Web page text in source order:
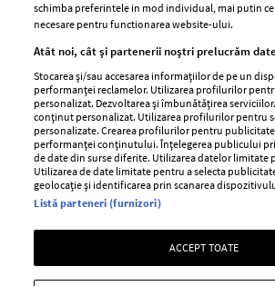
GSP
Unica
Baby
Retete
femei
Viva
Avantaje
Retete
Pariază responsabil! Decizia ONJN nr.
Jocurile de noroc sunt interzise
schimba preferintele in mod individual, mai putin
necesare pentru functionarea website-ului.
Atât noi, cât și partenerii noștri prelucrăm
Stocarea și/sau accesarea informațiilor de pe un
performanței reclamelor. Utilizarea profilurilor
personalizat. Dezvoltarea și îmbunătățirea
conținut personalizat. Utilizarea profilurilor pentru
personalizate. Crearea profilurilor pentru
performanței conținutului. Înțelegerea publicului
de date din surse diferite. Utilizarea datelor limitate
Utilizarea de date limitate pentru a selecta
geolocație și identificarea prin scanarea
Listă parteneri (furnizori)
ACCEPT TOATE